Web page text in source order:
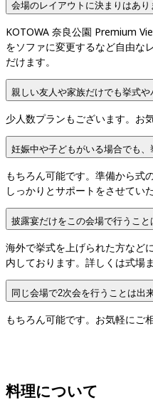
会場のレイアウトに決まりはあり
KOTOWA 奈良公園 Premium
をソファに変更するなど自由な
だけます。
親しい友人や家族だけでも挙式
少人数プランもございます。お
妊娠中や子どもがいる場合でも
もちろん可能です。準備から式
しっかりとサポートをさせてい
披露宴だけをこの会場で行うこと
海外で挙式を上げられた方など
内しております。詳しくは式場
同じ会場で2次会を行うことは出
もちろん可能です。お気軽にご
料理について